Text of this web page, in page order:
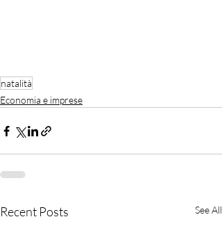
natalità
Economia e imprese
Recent Posts See All